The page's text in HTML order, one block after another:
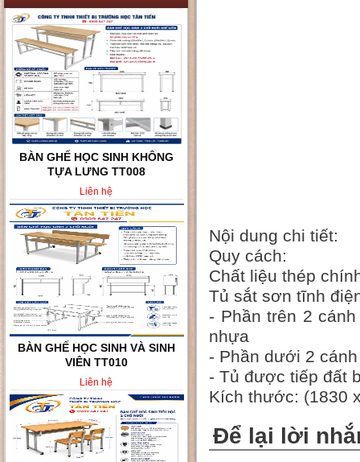
BÀN GHẾ HỌC SINH KHÔNG
TỰA LƯNG TT008
Liên hệ
BÀN GHẾ HỌC SINH VÀ SINH
VIÊN TT010
Liên hệ
Nội dung chi tiết:
Quy cách:
Chất liệu thép
Tủ sắt sơn tĩnh
- Phần trên 2
nhựa
- Phần dưới 2
- Tủ được tiếp đất
Kích thước: (1830
Để lại lời